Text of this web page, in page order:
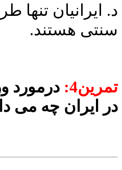
د. ایرانیان تنها
سنتی هستند.
تمرین4:
درمورد
در ایران چه می